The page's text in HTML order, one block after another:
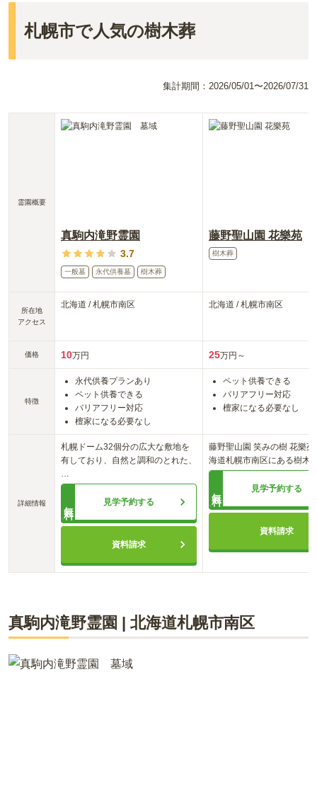
札幌市で人気の樹木葬
集計期間： 2026/05/01〜2026/07/31
霊園概要
所在地
アクセス
価格
特徴
詳細情報
真駒内滝野霊園
3.7
一般墓 永代供養墓 樹木葬
北海道 /札幌市南区
10万円
永代供養プランあり
ペット供養できる
バリアフリー対応
檀家になる必要なし
札幌ドーム32個分の広大な敷地を
有しており、自然と調和のとれた、
見学予約する
資料請求
藤野聖山園 花樂苑
樹木葬
北海道 /札幌市南区
25万円～
ペット供養できる
バリアフリー対応
檀家になる必要なし
藤野聖山園 笑みの樹 花樂苑
海道札幌市南区にある樹木
見学予約する
資料請求
真駒内滝野霊園 | 北海道札幌市南区